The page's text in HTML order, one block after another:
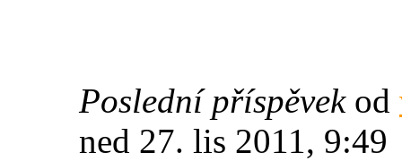
Poslední příspěvek od
ned 27. lis 2011, 9:49